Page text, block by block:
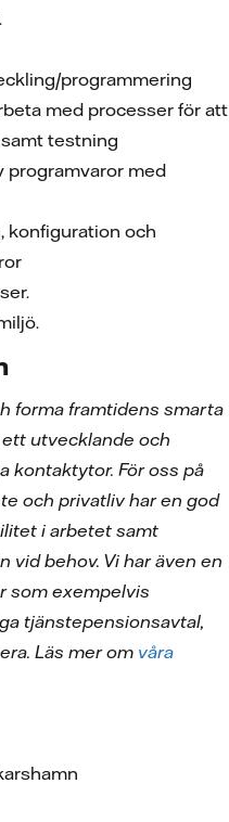
programmering
med processer för att
testning
programvaror med
konfiguration och
forma framtidens smarta
utvecklande och
kontaktytor. För oss på
och privatliv har en god
i arbetet samt
vid behov. Vi har även en
som exempelvis
tjänstepensionsavtal,
Läs mer om våra